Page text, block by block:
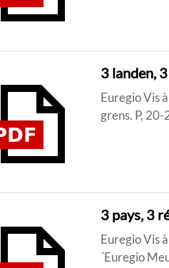
3 landen,
Euregio Vis
grens. P, 20-
3 pays, 3
Euregio Vis
´Euregio